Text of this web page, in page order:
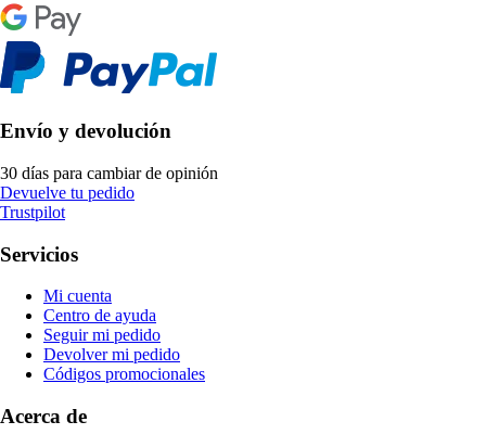
Envío y devolución
30 días para cambiar de opinión
Devuelve tu pedido
Trustpilot
Servicios
Mi cuenta
Centro de ayuda
Seguir mi pedido
Devolver mi pedido
Códigos promocionales
Acerca de